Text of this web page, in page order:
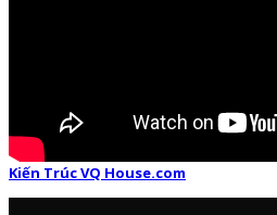
Kiến Trúc VQ House.com